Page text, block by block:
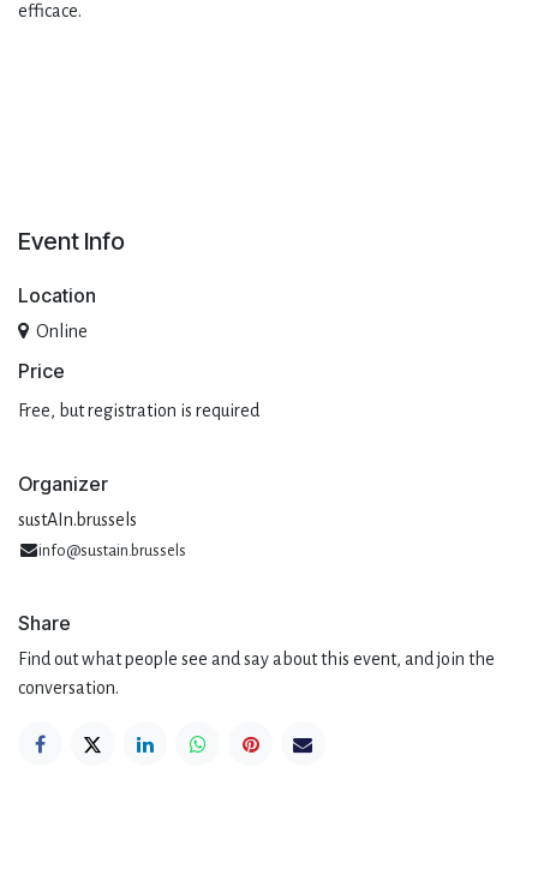
efficace.
Event Info
Location
Online
Pri​ce
Free, but registration is required
Organizer
sustAIn.brussels
info@sustain.brussels
Share
Find out what people see and say about this event, and join the
conversation.